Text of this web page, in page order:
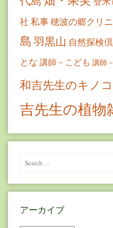
社 私事穂波の郷クリ
島 羽黒山 自然探検
とな 講師－こども 講師
和吉先生のキノ
吉先生の植物
Search
アーカイブ